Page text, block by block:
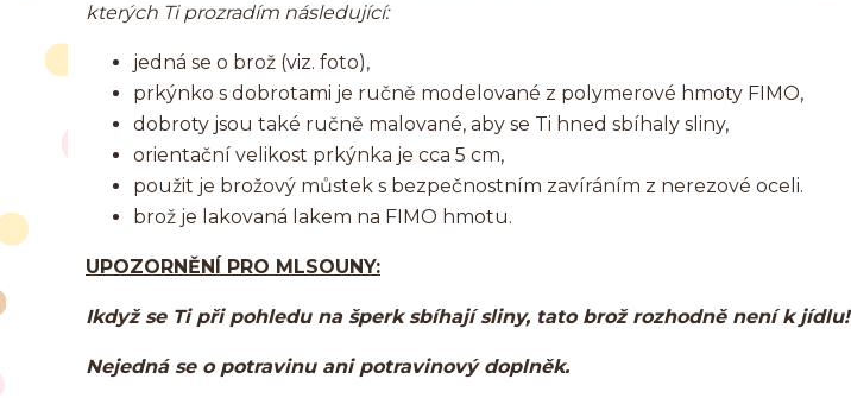
kterých Ti prozradím následující:
jedná se o brož (viz. foto),
prkýnko s dobrotami je ručně modelované z polymerové hmoty FIMO,
dobroty jsou také ručně malované, aby se Ti hned sbíhaly sliny,
orientační velikost prkýnka je cca 5 cm,
použit je brožový můstek s bezpečnostním zavíráním z nerezové oceli.
brož je lakovaná lakem na FIMO hmotu.
UPOZORNĚNÍ PRO MLSOUNY:
Ikdyž se Ti při pohledu na šperk sbíhají sliny, tato brož rozhodně není k jídlu!
Nejedná se o potravinu ani potravinový doplněk.